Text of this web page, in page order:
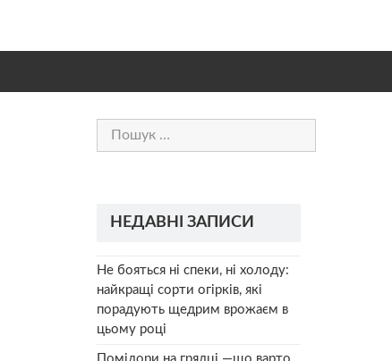
Пошук:
НЕДАВНІ ЗАПИСИ
Не бояться ні спеки, ні холоду:
найкращі сорти огірків, які
порадують щедрим врожаєм в
цьому році
Помідори на грядці —що варто